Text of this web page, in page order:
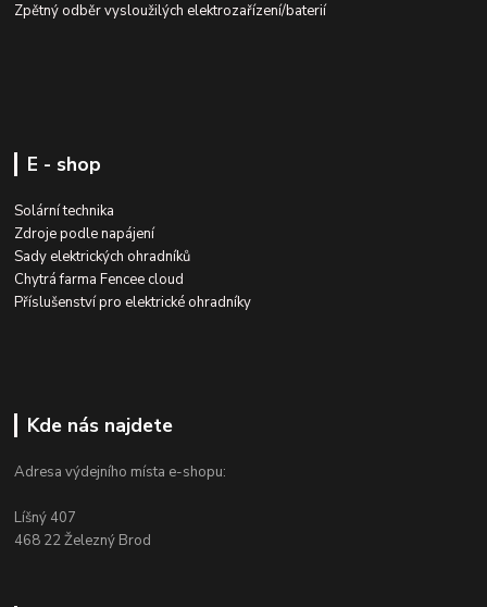
Zpětný odběr vysloužilých elektrozařízení/baterií
E - shop
Solární technika
Zdroje podle napájení
Sady elektrických ohradníků
Chytrá farma Fencee cloud
Příslušenství pro elektrické ohradníky
Kde nás najdete
Adresa výdejního místa e-shopu:
Líšný 407
468 22 Železný Brod